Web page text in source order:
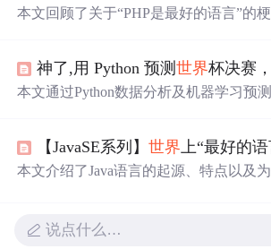
能，探讨了数组底层实现及扩展开发的
本文回顾了关于“PHP是最好的语言”的
的喜爱。
神了,用 Python 预测世界杯决赛
本文通过Python数据分析及机器学习预
【JavaSE系列】世界上“最好的语言
本文介绍了Java语言的起源、特点以及
好的语言’，但Java在服务端编程、移
说点什么…